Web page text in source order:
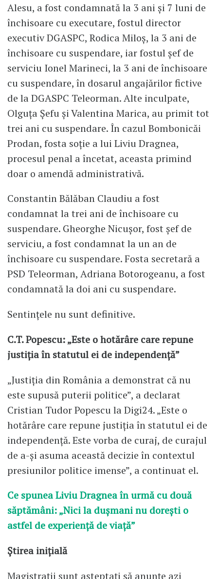
Alesu, a fost condamnată la 3 ani și 7 luni de
închisoare cu executare, fostul director
executiv DGASPC, Rodica Miloș, la 3 ani de
închisoare cu suspendare, iar fostul șef de
serviciu Ionel Marineci, la 3 ani de închisoare
cu suspendare, în dosarul angajărilor fictive
de la DGASPC Teleorman. Alte inculpate,
Olguța Șefu și Valentina Marica, au primit tot
trei ani cu suspendare. În cazul Bombonicăi
Prodan, fosta soție a lui Liviu Dragnea,
procesul penal a încetat, aceasta primind
doar o amendă administrativă.
Constantin Bălăban Claudiu a fost
condamnat la trei ani de închisoare cu
suspendare. Gheorghe Nicușor, fost șef de
serviciu, a fost condamnat la un an de
închisoare cu suspendare. Fosta secretară a
PSD Teleorman, Adriana Botorogeanu, a fost
condamnată la doi ani cu suspendare.
Sentințele nu sunt definitive.
C.T. Popescu: „Este o hotărâre care repune
justiția în statutul ei de independență”
„Justiția din România a demonstrat că nu
este supusă puterii politice”, a declarat
Cristian Tudor Popescu la Digi24. „Este o
hotărâre care repune justiția în statutul ei de
independență. Este vorba de curaj, de curajul
de a-și asuma această decizie în contextul
presiunilor politice imense”, a continuat el.
Ce spunea Liviu Dragnea în urmă cu două
săptămâni: „Nici la dușmani nu dorești o
astfel de experiență de viață”
Știrea inițială
Magistrații sunt aşteptaţi să anunţe azi